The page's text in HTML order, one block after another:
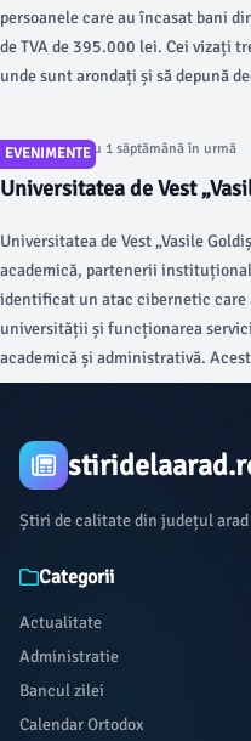
persoanele care au încasat bani
de TVA de 395.000 lei. Cei vizați
unde sunt arondați și să depună
EVENIMENTE
Articol postat cu 1 săptămână în urmă
Universitatea de Vest
ce a vizat infrastructura
Universitatea de Vest „Vasile
academică, partenerii
identificat un atac cibernetic
universității și funcționarea
academică și administrativă.
numărului de atacuri cibernetice
cât și la nivel internațional.
Știri de calitate din județul arad
Categorii
Actualitate
Administratie
Bancul zilei
Calendar Ortodox